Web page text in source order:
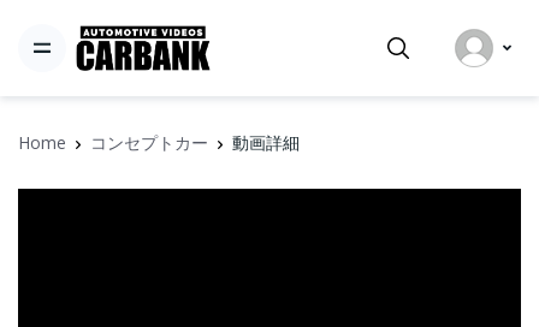
Home コンセプトカー 動画詳細